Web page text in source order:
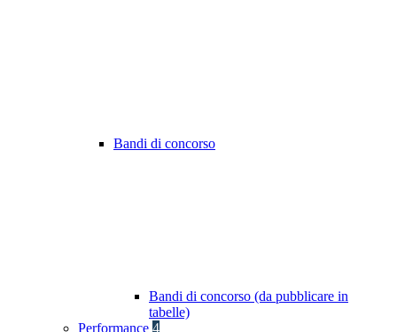
Bandi di concorso
Bandi di concorso (da pubblicare in
tabelle)
Performance 4